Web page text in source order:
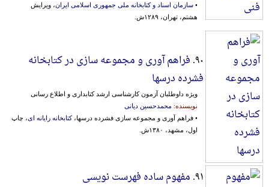
• سازمان اسناد و کتابخانه ملی جمهوری اسلامی ایران، ویرایش
هشتم، تهران، ۱۲۸۹ش.
۹۰. فراهم آوری و مجموعه سازی در کتابخانه
فشرده درسها
ویژه داوطلبان آزمون کارشناسی ارشد کتابداری و اطلاع رسانی
نویسنده: محمدحسین دیانی
• فراهم آوری و مجموعه سازی فشرده درسها،کتابخانه رایانه ای، چاپ
اول، مشهد، ۱۳۸۰ش.
۹۱. مفهوم ساده فهرست نویسی